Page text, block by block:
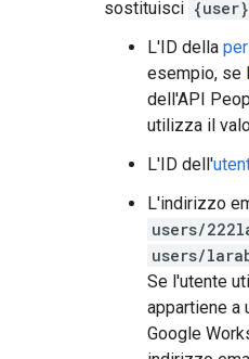
sostituisci {user}
L'ID della
esempio, se
dell'API
utilizza il
L'ID dell'
L'indirizzo
users/
users/
Se l'utente
appartiene a
Google